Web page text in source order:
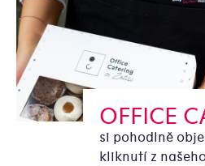
OFFICE
si pohodlně
kliknutí z